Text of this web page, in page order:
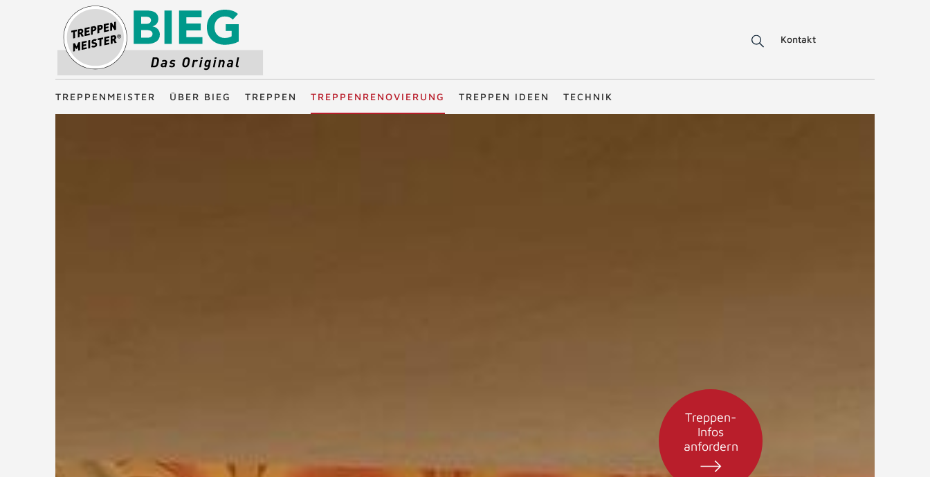
Treppenmeister - Das Original
Kontakt
TREPPENMEISTER ÜBER BIEG TREPPEN TREPPENRENOVIERUNG TREPPEN IDEEN TECHNIK
Treppen-
Infos
anfordern